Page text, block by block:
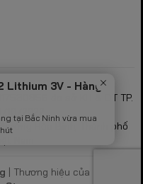
STORE
do sở KH & ĐT TP.
10/2022
Hòa Bình, Thành phố
| Thương hiệu của
Lithium 3V - Hàng
tại Bắc Ninh vừa mua